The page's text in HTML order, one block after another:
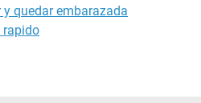
quedar embarazada
rapido